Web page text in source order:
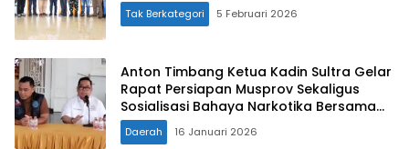
Tak Berkategori 5 Februari 2026
Anton Timbang Ketua Kadin Sultra Gelar
Rapat Persiapan Musprov Sekaligus
Sosialisasi Bahaya Narkotika Bersama
BNNK
Daerah 16 Januari 2026